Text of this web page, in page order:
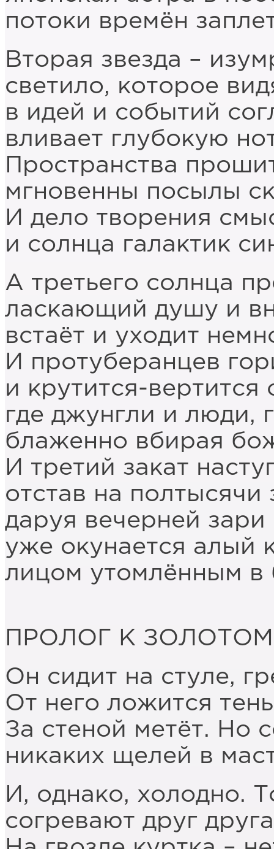
потоки времён
Вторая звезда –
светило, которое
в идей и событий
вливает глубокую
Пространства
мгновенны посылы
И дело творения
и солнца галактик
А третьего солнца
ласкающий душу и
встаёт и уходит
И протуберанцев
и крутится-вертится
где джунгли и люди,
блаженно вбирая
И третий закат
отстав на полтысячи
даруя вечерней зари
уже окунается алый
лицом утомлённым в
ПРОЛОГ К
Он сидит на стуле,
От него ложится
За стеной метёт. Но
никаких щелей в
И, однако, холодно.
согревают друг